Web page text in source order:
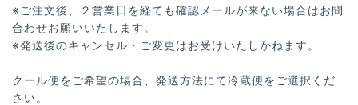
※ご注文後、２営業日を経ても確認メールが来ない場合はお問
合わせお願いいたします。
※発送後のキャンセル・ご変更はお受けいたしかねます。
クール便をご希望の場合、発送方法にて冷蔵便をご選択くだ
さい。